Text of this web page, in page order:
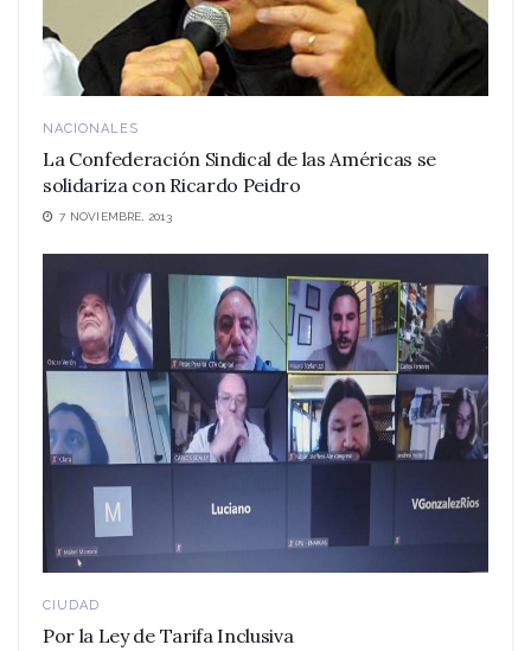
NACIONALES
La Confederación Sindical de las Américas se
solidariza con Ricardo Peidro
7 NOVIEMBRE, 2013
CIUDAD
Por la Ley de Tarifa Inclusiva